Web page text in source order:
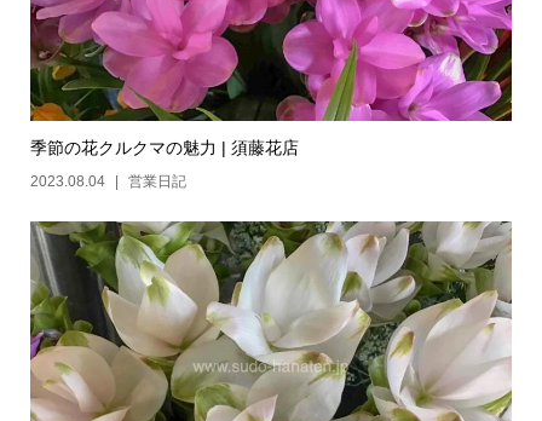
季節の花クルクマの魅力 | 須藤花店
2023.08.04 営業日記